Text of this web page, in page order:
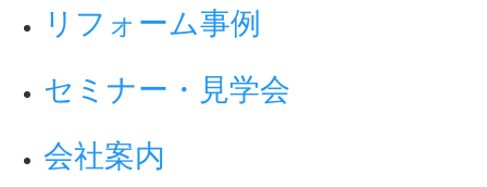
リフォーム事例
セミナー・見学会
会社案内